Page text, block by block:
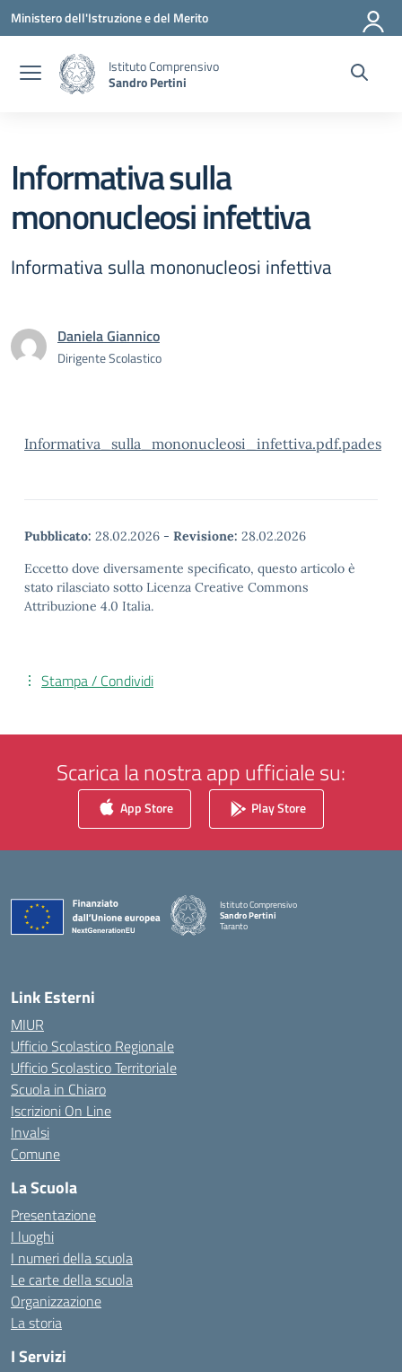
Vai ai contenuti
Vai al menu di navigazione
Vai al footer
Ministero dell'Istruzione e del Merito
Istituto Comprensivo
Sandro Pertini
Informativa sulla
mononucleosi infettiva
Informativa sulla mononucleosi infettiva
Daniela Giannico
Dirigente Scolastico
Informativa_sulla_mononucleosi_infettiva.pdf.pades
Pubblicato: 28.02.2026 - Revisione: 28.02.2026
Eccetto dove diversamente specificato, questo articolo è
stato rilasciato sotto Licenza Creative Commons
Attribuzione 4.0 Italia.
Stampa / Condividi
Scarica la nostra app ufficiale su:
App Store Play Store
Istituto Comprensivo
Sandro Pertini
Taranto
Link Esterni
MIUR
Ufficio Scolastico Regionale
Ufficio Scolastico Territoriale
Scuola in Chiaro
Iscrizioni On Line
Invalsi
Comune
La Scuola
Presentazione
I luoghi
I numeri della scuola
Le carte della scuola
Organizzazione
La storia
I Servizi